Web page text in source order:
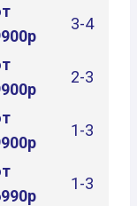
3-4
2-3
1-3
1-3